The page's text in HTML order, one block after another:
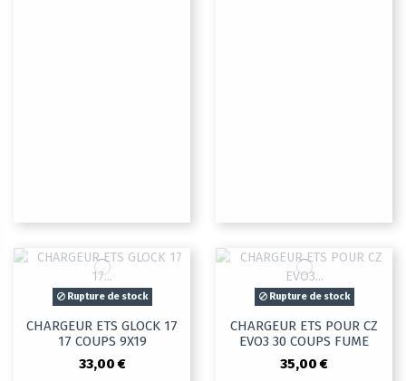
Rupture de stock
CHARGEUR ETS GLOCK 17
17 COUPS 9X19
33,00 €
Rupture de stock
CHARGEUR ETS POUR CZ
EVO3 30 COUPS FUME
35,00 €